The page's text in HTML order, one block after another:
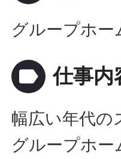
グループホー
label 仕事内
幅広い年代の
グループホ